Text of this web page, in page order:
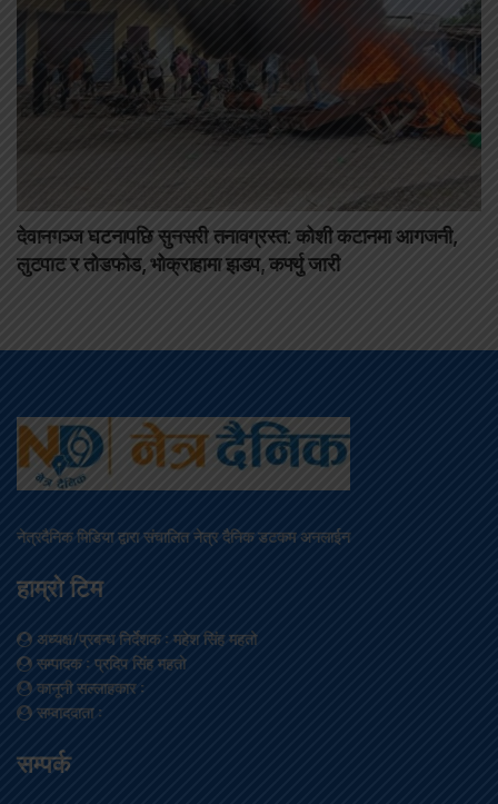
देवानगञ्ज घटनापछि सुनसरी तनावग्रस्त: कोशी कटानमा आगजनी,
लुटपाट र तोडफोड, भोक्राहामा झडप, कर्फ्यु जारी
नेत्रदैनिक मिडिया द्वारा संचालित नेत्र दैनिक डटकम अनलाईन
हाम्रो टिम
अध्यक्ष/प्रबन्ध निर्देशक: महेश सिंह महतो
सम्पादक: प्रदिप सिंह महतो
कानूनी सल्लाहकार:
सम्वाददाता:
सम्पर्क